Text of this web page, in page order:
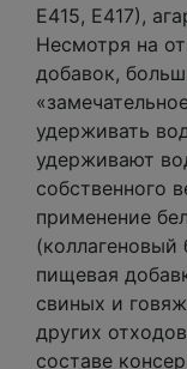
Е415, Е417),
Несмотря на
добавок,
удерживать
удерживают
собственного
применение
(коллагеновый
пищевая
свиных и
других
составе